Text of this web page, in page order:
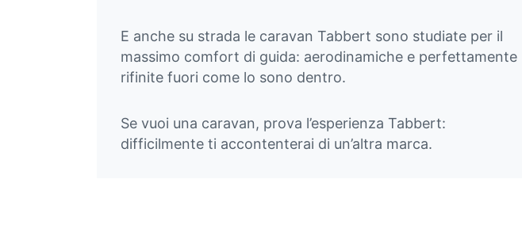
E anche su strada le caravan Tabbert sono studiate per il
massimo comfort di guida: aerodinamiche e perfettamente
rifinite fuori come lo sono dentro.
Se vuoi una caravan, prova l’esperienza Tabbert:
difficilmente ti accontenterai di un’altra marca.